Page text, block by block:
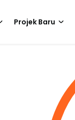
Projek Baru